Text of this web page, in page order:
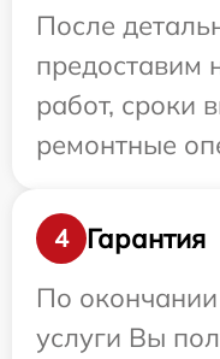
После
предоставим
работ, сроки
ремонтные
4
Гарантия
По
услуги Вы